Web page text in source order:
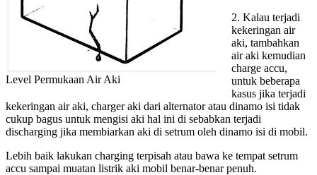
Level Permukaan Air Aki
2. Kalau terjadi
kekeringan air
aki, tambahkan
air aki kemudian
charge accu,
untuk beberapa
kasus jika terjadi
kekeringan air aki, charger aki dari alternator atau dinamo isi tidak
cukup bagus untuk mengisi aki hal ini di sebabkan terjadi
discharging jika membiarkan aki di setrum oleh dinamo isi di mobil.
Lebih baik lakukan charging terpisah atau bawa ke tempat setrum
accu sampai muatan listrik aki mobil benar-benar penuh.